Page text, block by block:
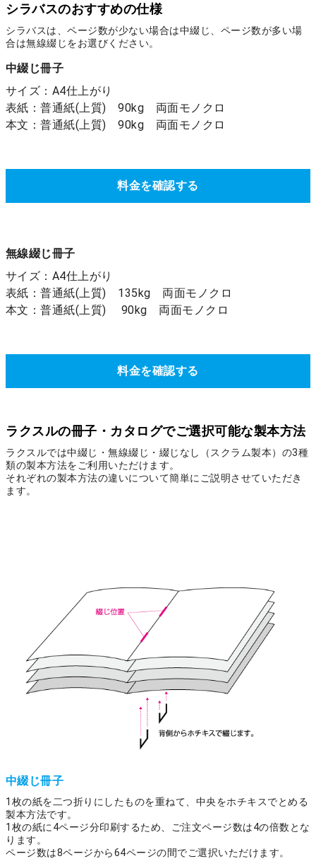
シラバスのおすすめの仕様
シラバスは、ページ数が少ない場合は中綴じ、ページ数が多い場
合は無線綴じをお選びください。
中綴じ冊子
サイズ：A4仕上がり
表紙：普通紙(上質) 90kg 両面モノクロ
本文：普通紙(上質) 90kg 両面モノクロ
料金を確認する
無線綴じ冊子
サイズ：A4仕上がり
表紙：普通紙(上質) 135kg 両面モノクロ
本文：普通紙(上質) 90kg 両面モノクロ
料金を確認する
ラクスルの冊子・カタログでご選択可能な製本方法
ラクスルでは中綴じ・無線綴じ・綴じなし（スクラム製本）の3種
類の製本方法をご利用いただけます。
それぞれの製本方法の違いについて簡単にご説明させていただき
ます。
中綴じ冊子
1枚の紙を二つ折りにしたものを重ねて、中央をホチキスでとめる
製本方法です。
1枚の紙に4ページ分印刷するため、ご注文ページ数は4の倍数とな
ります。
ページ数は8ページから64ページの間でご選択いただけます。